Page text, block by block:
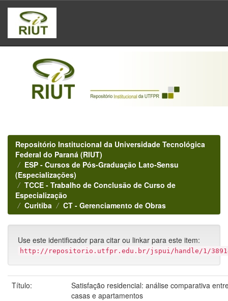
Skip
navigation
Repositório Institucional da Universidade Tecnológica
Federal do Paraná (RIUT)
ESP - Cursos de Pós-Graduação Lato-Sensu
(Especializações)
TCCE - Trabalho de Conclusão de Curso de
Especialização
Curitiba
CT - Gerenciamento de Obras
Use este identificador para citar ou linkar para este item:
http://repositorio.utfpr.edu.br/jspui/handle/1/
Título:
Satisfação residencial: análise comparativa
casas e apartamentos